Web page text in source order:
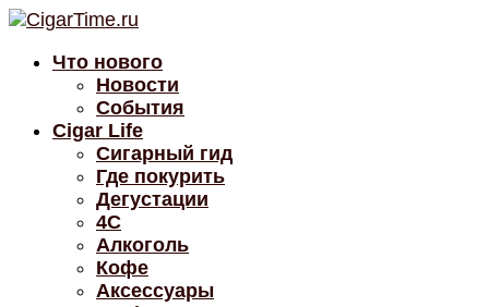
Что нового
Новости
События
Cigar Life
Сигарный гид
Где покурить
Дегустации
4C
Алкоголь
Кофе
Аксессуары